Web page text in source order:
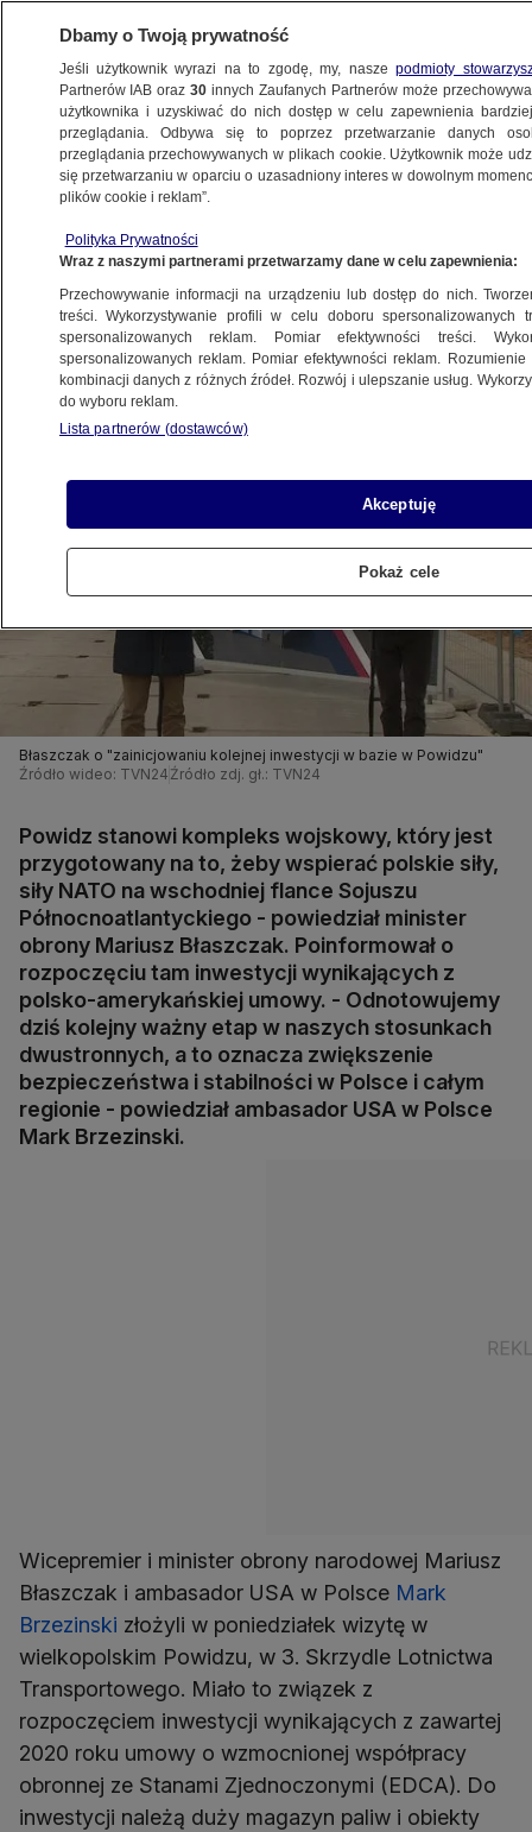
POLSKA
w bazie w Powidzu". Będzie skierowana
do amerykańskich żołnierzy
7.11.2022, 14:41
Udostępnij
Błaszczak o "zainicjowaniu kolejnej inwestycji w bazie w Powidzu"
Źródło wideo: TVN24 Źródło zdj. gł.: TVN24
Powidz stanowi kompleks wojskowy, który jest
przygotowany na to, żeby wspierać polskie siły,
siły NATO na wschodniej flance Sojuszu
Północnoatlantyckiego - powiedział minister
obrony Mariusz Błaszczak. Poinformował o
rozpoczęciu tam inwestycji wynikających z
polsko-amerykańskiej umowy. - Odnotowujemy
dziś kolejny ważny etap w naszych stosunkach
dwustronnych, a to oznacza zwiększenie
bezpieczeństwa i stabilności w Polsce i całym
regionie - powiedział ambasador USA w Polsce
Mark Brzezinski.
Wicepremier i minister obrony narodowej Mariusz
Błaszczak i ambasador USA w Polsce Mark
Brzezinski złożyli w poniedziałek wizytę w
wielkopolskim Powidzu, w 3. Skrzydle Lotnictwa
Transportowego. Miało to związek z
rozpoczęciem inwestycji wynikających z zawartej
2020 roku umowy o wzmocnionej współpracy
obronnej ze Stanami Zjednoczonymi (EDCA). Do
inwestycji należą duży magazyn paliw i obiekty
Dbamy o Twoją prywatność
Jeśli użytkownik wyrazi na to zgodę, my, naszepodmioty
Partnerów IAB oraz30 innych Zaufanych Partnerów może
użytkownika i uzyskiwać do nich dostęp w celu zapewnienia
przeglądania. Odbywa się to poprzez przetwarzanie danych
przeglądania przechowywanych w plikach cookie. Użytkownik może
się przetwarzaniu w oparciu o uzasadniony interes w dowolnym
plików cookie i reklam”.
Polityka Prywatności
Wraz z naszymi partnerami przetwarzamy dane w celu zapewnienia:
Przechowywanie informacji na urządzeniu lub dostęp do nich.
treści. Wykorzystywanie profili w celu doboru spersonalizowanych
spersonalizowanych reklam. Pomiar efektywności treści.
spersonalizowanych reklam. Pomiar efektywności reklam.
kombinacji danych z różnych źródeł. Rozwój i ulepszanie usług.
do wyboru reklam.
Lista partnerów (dostawców)
Akceptuję
Pokaż cele